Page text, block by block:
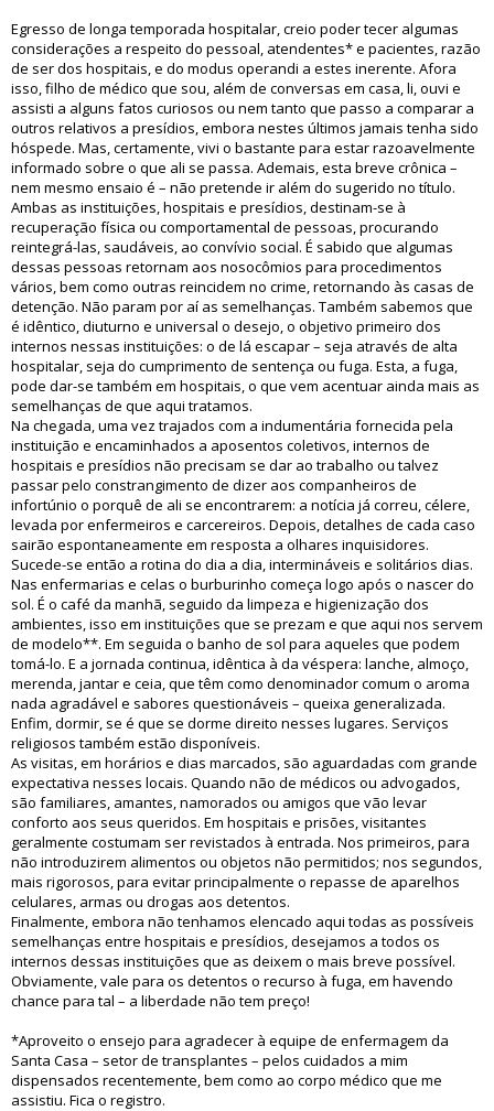
Egresso de longa temporada hospitalar, creio poder tecer algumas
considerações a respeito do pessoal, atendentes* e pacientes, razão
de ser dos hospitais, e do modus operandi a estes inerente. Afora
isso, filho de médico que sou, além de conversas em casa, li, ouvi e
assisti a alguns fatos curiosos ou nem tanto que passo a comparar a
outros relativos a presídios, embora nestes últimos jamais tenha sido
hóspede. Mas, certamente, vivi o bastante para estar razoavelmente
informado sobre o que ali se passa. Ademais, esta breve crônica –
nem mesmo ensaio é – não pretende ir além do sugerido no título.
Ambas as instituições, hospitais e presídios, destinam-se à
recuperação física ou comportamental de pessoas, procurando
reintegrá-las, saudáveis, ao convívio social. É sabido que algumas
dessas pessoas retornam aos nosocômios para procedimentos
vários, bem como outras reincidem no crime, retornando às casas de
detenção. Não param por aí as semelhanças. Também sabemos que
é idêntico, diuturno e universal o desejo, o objetivo primeiro dos
internos nessas instituições: o de lá escapar – seja através de alta
hospitalar, seja do cumprimento de sentença ou fuga. Esta, a fuga,
pode dar-se também em hospitais, o que vem acentuar ainda mais as
semelhanças de que aqui tratamos.
Na chegada, uma vez trajados com a indumentária fornecida pela
instituição e encaminhados a aposentos coletivos, internos de
hospitais e presídios não precisam se dar ao trabalho ou talvez
passar pelo constrangimento de dizer aos companheiros de
infortúnio o porquê de ali se encontrarem: a notícia já correu, célere,
levada por enfermeiros e carcereiros. Depois, detalhes de cada caso
sairão espontaneamente em resposta a olhares inquisidores.
Sucede-se então a rotina do dia a dia, intermináveis e solitários dias.
Nas enfermarias e celas o burburinho começa logo após o nascer do
sol. É o café da manhã, seguido da limpeza e higienização dos
ambientes, isso em instituições que se prezam e que aqui nos servem
de modelo**. Em seguida o banho de sol para aqueles que podem
tomá-lo. E a jornada continua, idêntica à da véspera: lanche, almoço,
merenda, jantar e ceia, que têm como denominador comum o aroma
nada agradável e sabores questionáveis – queixa generalizada.
Enfim, dormir, se é que se dorme direito nesses lugares. Serviços
religiosos também estão disponíveis.
As visitas, em horários e dias marcados, são aguardadas com grande
expectativa nesses locais. Quando não de médicos ou advogados,
são familiares, amantes, namorados ou amigos que vão levar
conforto aos seus queridos. Em hospitais e prisões, visitantes
geralmente costumam ser revistados à entrada. Nos primeiros, para
não introduzirem alimentos ou objetos não permitidos; nos segundos,
mais rigorosos, para evitar principalmente o repasse de aparelhos
celulares, armas ou drogas aos detentos.
Finalmente, embora não tenhamos elencado aqui todas as possíveis
semelhanças entre hospitais e presídios, desejamos a todos os
internos dessas instituições que as deixem o mais breve possível.
Obviamente, vale para os detentos o recurso à fuga, em havendo
chance para tal – a liberdade não tem preço!
*Aproveito o ensejo para agradecer à equipe de enfermagem da
Santa Casa – setor de transplantes – pelos cuidados a mim
dispensados recentemente, bem como ao corpo médico que me
assistiu. Fica o registro.